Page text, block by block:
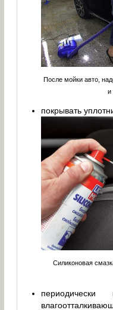
После мойки авто,
и
покрывать
Силиконовая